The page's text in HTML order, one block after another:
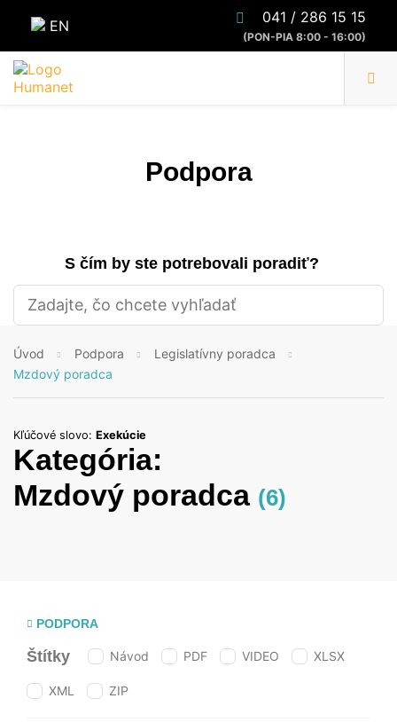
EN 041 / 286 15 15
(PON-PIA 8:00 - 16:00)
Podpora
S čím by ste potrebovali poradiť?
Úvod Podpora
Legislatívny poradca
Mzdový poradca
Kľúčové slovo: Exekúcie
Kategória:
Mzdový poradca (6)
PODPORA
Štítky Návod PDF VIDEO XLSX
XML ZIP